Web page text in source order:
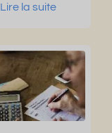
Lire la suite